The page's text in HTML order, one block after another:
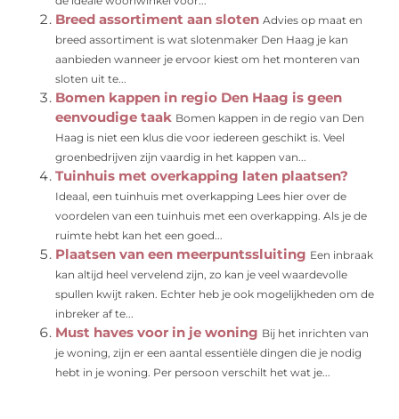
Breed assortiment aan sloten Advies op maat en
breed assortiment is wat slotenmaker Den Haag je kan
aanbieden wanneer je ervoor kiest om het monteren van
sloten uit te...
Bomen kappen in regio Den Haag is geen
eenvoudige taak Bomen kappen in de regio van Den
Haag is niet een klus die voor iedereen geschikt is. Veel
groenbedrijven zijn vaardig in het kappen van...
Tuinhuis met overkapping laten plaatsen?
Ideaal, een tuinhuis met overkapping Lees hier over de
voordelen van een tuinhuis met een overkapping. Als je de
ruimte hebt kan het een goed...
Plaatsen van een meerpuntssluiting Een inbraak
kan altijd heel vervelend zijn, zo kan je veel waardevolle
spullen kwijt raken. Echter heb je ook mogelijkheden om de
inbreker af te...
Must haves voor in je woning Bij het inrichten van
je woning, zijn er een aantal essentiële dingen die je nodig
hebt in je woning. Per persoon verschilt het wat je...